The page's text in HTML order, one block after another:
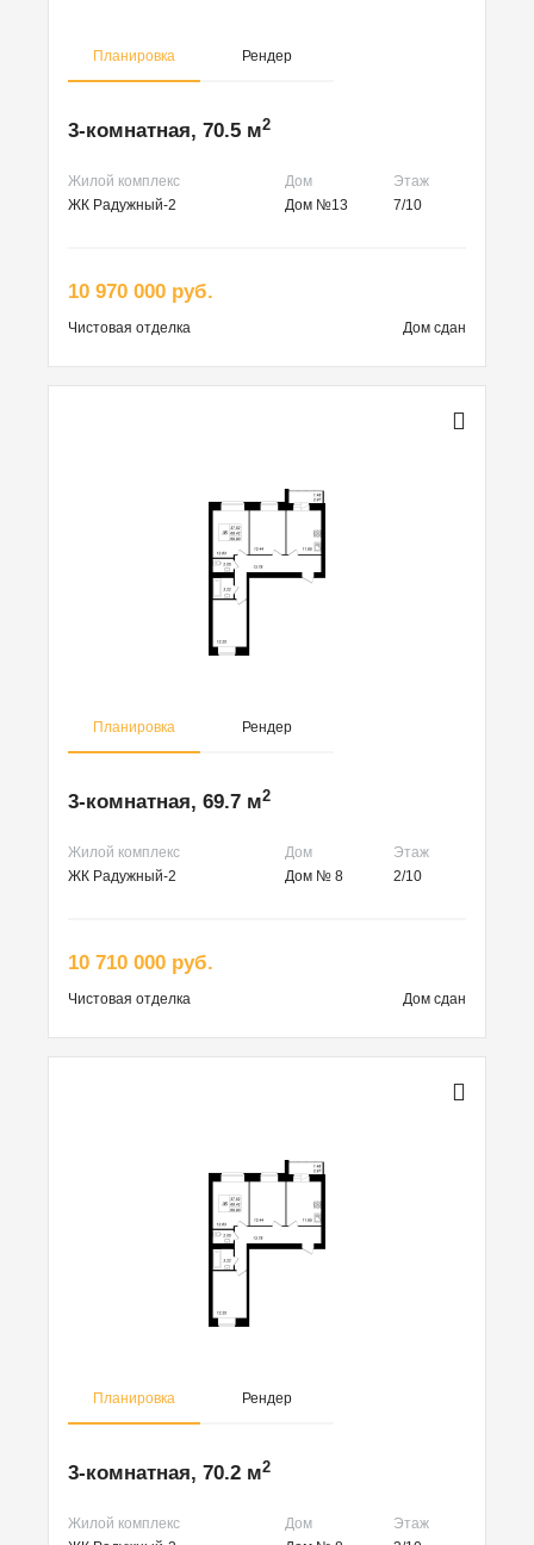
Планировка Рендер
3-комнатная, 70.5 м2
Жилой комплекс Дом
Этаж
ЖК Радужный-2
Дом №13 7/10
10 970 000 руб.
Чистовая отделка Дом сдан
Планировка Рендер
3-комнатная, 69.7 м2
Жилой комплекс Дом
Этаж
ЖК Радужный-2
Дом № 8 2/10
10 710 000 руб.
Чистовая отделка Дом сдан
Планировка Рендер
3-комнатная, 70.2 м2
Жилой комплекс Дом
Этаж